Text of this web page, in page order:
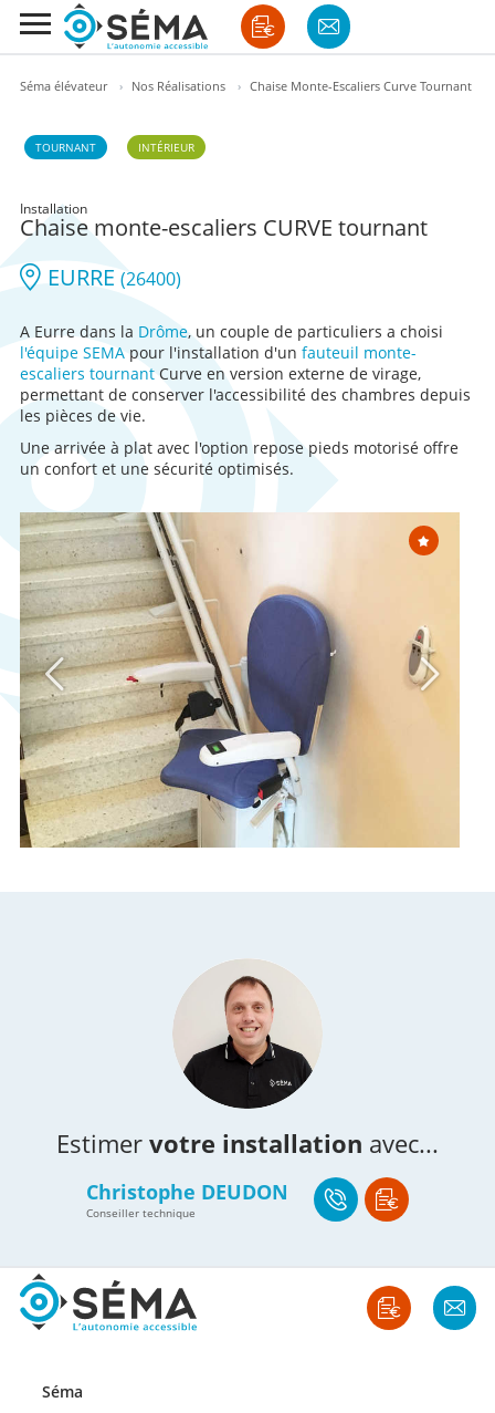
Séma élévateur › Nos Réalisations › Chaise Monte-Escaliers Curve Tournant
TOURNANT INTÉRIEUR
Installation
Chaise monte-escaliers CURVE tournant
EURRE (26400)
A Eurre dans la Drôme, un couple de particuliers a choisi
l'équipe SEMApour l'installation d'un fauteuil monte-
escaliers tournantCurve en version externe de virage,
permettant de conserver l'accessibilité des chambres depuis
les pièces de vie.
Une arrivée à plat avec l'option repose pieds motorisé offre
un confort et une sécurité optimisés.
Estimer votre installation avec...
Christophe DEUDON
Conseiller technique
Séma